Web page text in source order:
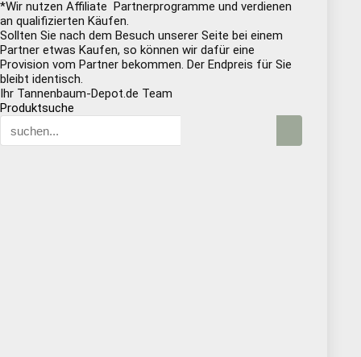
*Wir nutzen Affiliate Partnerprogramme und verdienen
an qualifizierten Käufen.
Sollten Sie nach dem Besuch unserer Seite bei einem
Partner etwas Kaufen, so können wir dafür eine
Provision vom Partner bekommen. Der Endpreis für Sie
bleibt identisch.
Ihr Tannenbaum-Depot.de Team
Produktsuche